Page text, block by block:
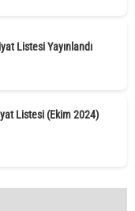
Listesi Yayınlandı
Listesi (Ekim 2024)